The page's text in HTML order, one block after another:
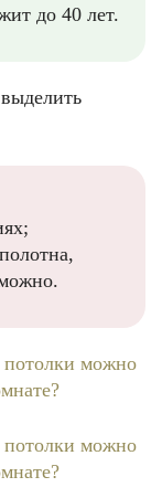
до 40 лет.